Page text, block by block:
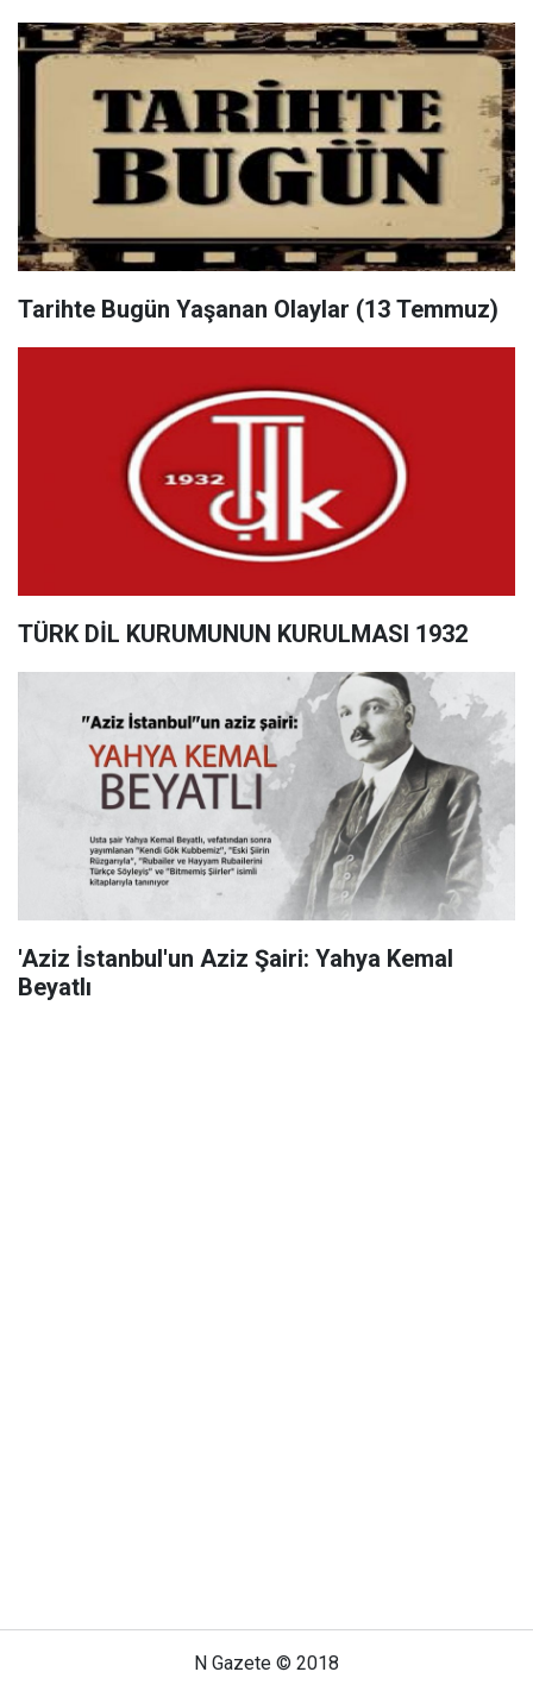
Tarihte Bugün Yaşanan Olaylar (13 Temmuz)
TÜRK DİL KURUMUNUN KURULMASI 1932
'Aziz İstanbul'un Aziz Şairi: Yahya Kemal
Beyatlı
N Gazete © 2018